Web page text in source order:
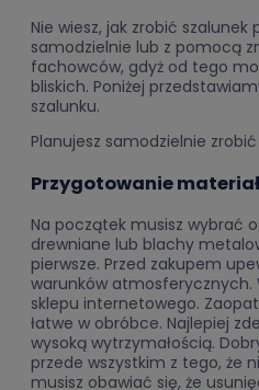
Nie wiesz, jak zrobić
samodzielnie lub z pomocą
fachowców, gdyż od tego
bliskich. Poniżej
szalunku.
Planujesz samodzielnie
Przygotowanie
Na początek musisz wybrać
drewniane lub blachy
pierwsze. Przed zakupem
warunków atmosferycznych.
sklepu internetowego.
łatwe w obróbce. Najlepiej
wysoką wytrzymałością.
przede wszystkim z tego, że
musisz obawiać się, że